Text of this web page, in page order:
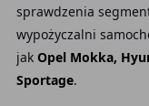
sprawdzenia
wypożyczalni
jak Opel Mokka,
Sportage.